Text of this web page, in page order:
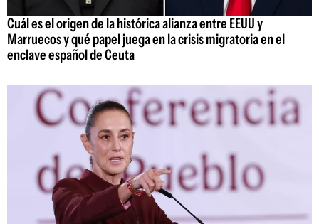
Cuál es el origen de la histórica alianza entre EEUU y
Marruecos y qué papel juega en la crisis migratoria en el
enclave español de Ceuta